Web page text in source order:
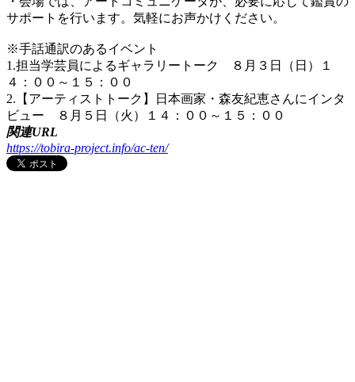
サポートを行います。気軽にお声かけください。
※手話通訳のあるイベント
1.担当学芸員によるギャラリートーク ８月３日（日）１
４：００～１５：００
2.【アーティストトーク】日本画家・森友紀恵さんにインタ
ビュー ８月５日（火）１４：００～１５：００
関連URL
https://tobira-project.info/ac-ten/